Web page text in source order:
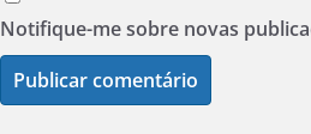
Notifique-me sobre novas